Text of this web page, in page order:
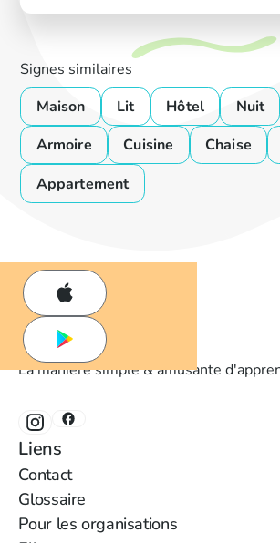
Signes similaires
Maison
Lit Hôtel Nuit
Armoire
Cuisine Chaise
Appartement
La manière simple & amusante
‍Liens
‍Contact
Glossaire
‍Pour les organisations